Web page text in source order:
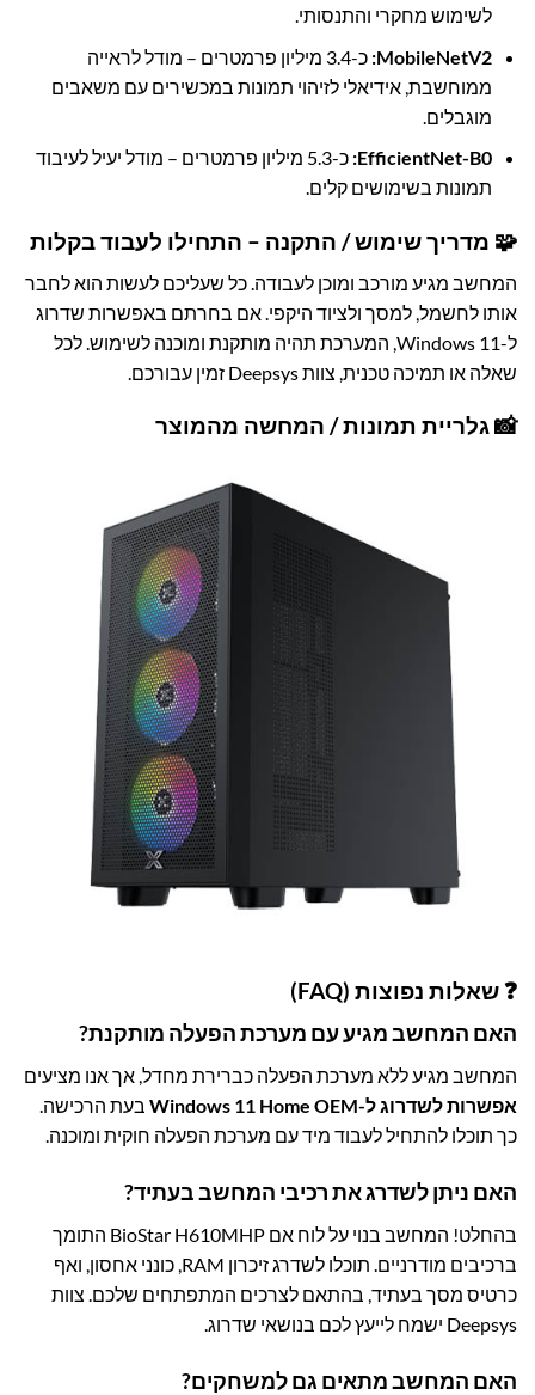
לשימוש מחקרי והתנסותי.
MobileNetV2:
כ-3.4 מיליון פרמטרים – מודל לראייה
ממוחשבת, אידיאלי לזיהוי תמונות במכשירים עם משאבים
מוגבלים.
EfficientNet-B0:
כ-5.3 מיליון פרמטרים – מודל יעיל לעיבוד
תמונות בשימושים קלים.
🧩 מדריך שימוש / התקנה – התחילו לעבוד בקלות
המחשב מגיע מורכב ומוכן לעבודה. כל שעליכם לעשות הוא לחבר
אותו לחשמל, למסך ולציוד היקפי. אם בחרתם באפשרות שדרוג
ל-Windows 11, המערכת תהיה מותקנת ומוכנה לשימוש. לכל
שאלה או תמיכה טכנית, צוות Deepsys זמין עבורכם.
📸 גלריית תמונות / המחשה מהמוצר
❓ שאלות נפוצות (FAQ)
האם המחשב מגיע עם מערכת הפעלה מותקנת?
המחשב מגיע ללא מערכת הפעלה כברירת מחדל, אך אנו מציעים
אפשרות לשדרוג ל-Windows 11 Home OEM
בעת הרכישה.
כך תוכלו להתחיל לעבוד מיד עם מערכת הפעלה חוקית ומוכנה.
האם ניתן לשדרג את רכיבי המחשב בעתיד?
בהחלט! המחשב בנוי על לוח אם BioStar H610MHP התומך
ברכיבים מודרניים. תוכלו לשדרג זיכרון RAM, כונני אחסון, ואף
כרטיס מסך בעתיד, בהתאם לצרכים המתפתחים שלכם. צוות
Deepsys ישמח לייעץ לכם בנושאי שדרוג.
האם המחשב מתאים גם למשחקים?